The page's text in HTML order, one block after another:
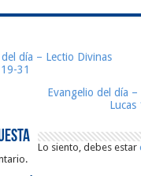
día – Lectio Divinas
31
Evangelio del día
Lo siento, debes estar